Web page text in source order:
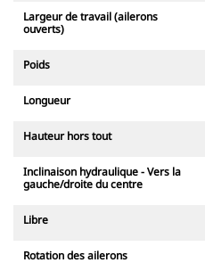
Largeur de travail (ailerons
ouverts)
Poids
Longueur
Hauteur hors tout
Inclinaison hydraulique - Vers la
gauche/droite du centre
Libre
Rotation des ailerons